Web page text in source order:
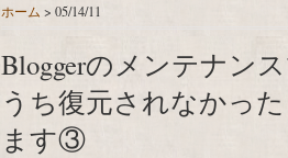
ホーム > 05/14/11
Bloggerのメンテナン
うち復元されなかっ
ます③